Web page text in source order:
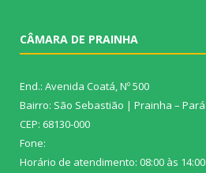
CÂMARA DE PRAINHA
End.: Avenida Coatá, Nº 500
Bairro: São Sebastião | Prainha – Pará
CEP: 68130-000
Fone:
Horário de atendimento: 08:00 às 14:00